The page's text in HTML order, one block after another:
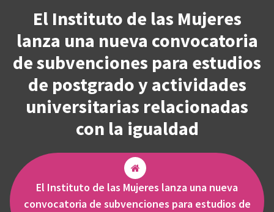
El Instituto de las Mujeres
lanza una nueva convocatoria
de subvenciones para estudios
de postgrado y actividades
universitarias relacionadas
con la igualdad
El Instituto de las Mujeres lanza una nueva
convocatoria de subvenciones para estudios de